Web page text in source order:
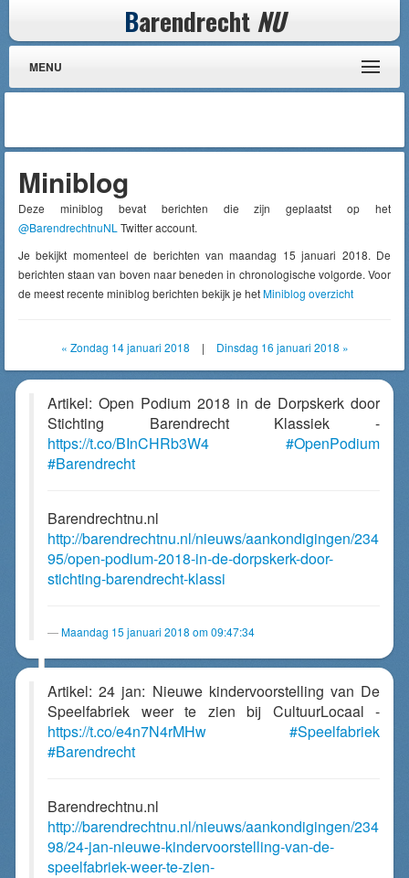
Barendrecht NU
MENU
Miniblog
Deze miniblog bevat berichten die zijn geplaatst op het
@BarendrechtnuNL Twitter account.
Je bekijkt momenteel de berichten van maandag 15 januari 2018. De
berichten staan van boven naar beneden in chronologische volgorde. Voor
de meest recente miniblog berichten bekijk je hetMiniblog overzicht
« Zondag 14 januari 2018 | Dinsdag 16 januari 2018 »
Artikel: Open Podium 2018 in de Dorpskerk door
Stichting Barendrecht Klassiek -
https://t.co/BInCHRb3W4
#OpenPodium
#Barendrecht
Barendrechtnu.nl
http://barendrechtnu.nl/nieuws/aankondigingen/234
95/open-podium-2018-in-de-dorpskerk-door-
stichting-barendrecht-klassi
Maandag 15 januari 2018 om 09:47:34
Artikel: 24 jan: Nieuwe kindervoorstelling van De
Speelfabriek weer te zien bij CultuurLocaal -
https://t.co/e4n7N4rMHw
#Speelfabriek
#Barendrecht
Barendrechtnu.nl
http://barendrechtnu.nl/nieuws/aankondigingen/234
98/24-jan-nieuwe-kindervoorstelling-van-de-
speelfabriek-weer-te-zien-